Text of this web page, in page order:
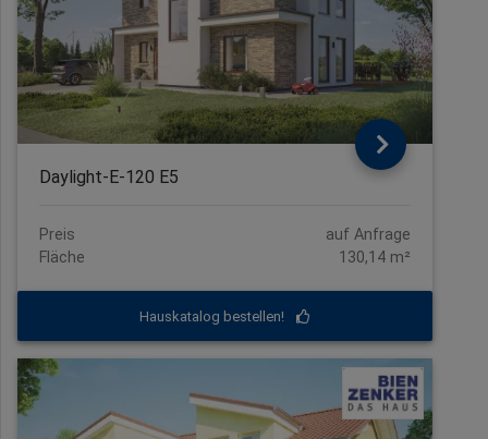
Daylight-E-120 E5
Preis
auf Anfrage
Fläche
130,14 m²
Hauskatalog bestellen!